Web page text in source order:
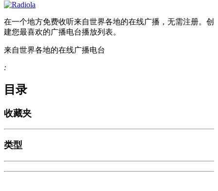
在一个地方免费收听来自世界各地的在线广播，无需注册。创
建您最喜欢的广播电台播放列表。
来自世界各地的在线广播电台
:
目录
收藏夹
类型